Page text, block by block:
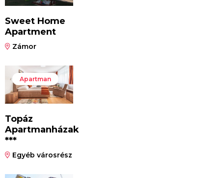
Sweet Home
Apartment
Zámor
Apartman
Topáz
Apartmanházak
***
Egyéb városrész